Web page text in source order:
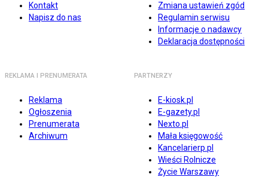
Kontakt
Napisz do nas
Zmiana ustawień zgód
Regulamin serwisu
Informacje o nadawcy
Deklaracja dostępności
REKLAMA I PRENUMERATA
Reklama
Ogłoszenia
Prenumerata
Archiwum
PARTNERZY
E-kiosk.pl
E-gazety.pl
Nexto.pl
Mała księgowość
Kancelarierp.pl
Wieści Rolnicze
Życie Warszawy